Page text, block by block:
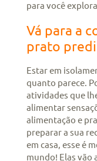
para você
Vá para a
prato
Estar em
quanto parece.
atividades que
alimentar
alimentação e
preparar a sua
em casa, esse é
mundo! Elas vão